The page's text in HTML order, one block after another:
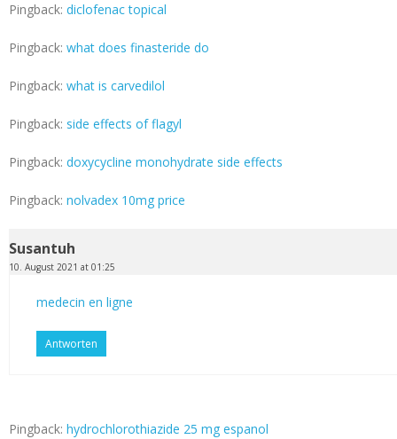
Pingback: diclofenac topical
Pingback: what does finasteride do
Pingback: what is carvedilol
Pingback: side effects of flagyl
Pingback: doxycycline monohydrate side effects
Pingback: nolvadex 10mg price
Susantuh
10. August 2021 at 01:25
medecin en ligne
Antworten
Pingback: hydrochlorothiazide 25 mg espanol